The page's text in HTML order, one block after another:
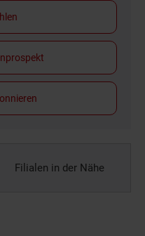
Filialen in der Nähe